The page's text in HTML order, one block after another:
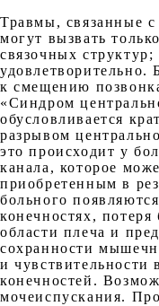
Травмы, связанные с
могут вызвать
связочных
удовлетворительно.
к смещению
«Синдром
обусловливается
разрывом
это происходит у
канала, которое
приобретенным в
больного
конечностях, потеря
области плеча и
сохранности
и
конечностей.
мочеиспускания.